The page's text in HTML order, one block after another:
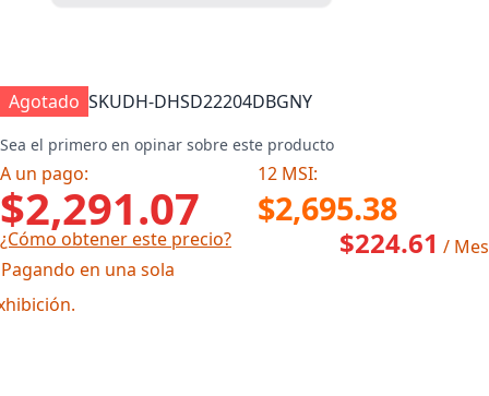
Agotado SKUDH-DHSD22204DBGNY
Sea el primero en opinar sobre este producto
A un pago: 12 MSI:
$2,291.07 $2,695.38
¿Cómo obtener este precio?
en una sola
$224.61 / Mes